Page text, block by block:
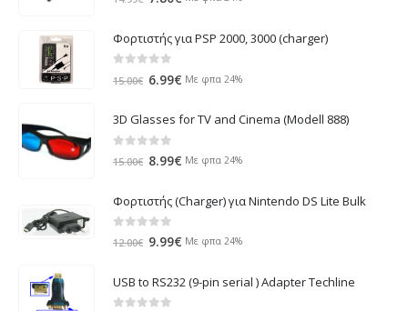
was:
14.99€.
τιμή
Φορτιστής για PSP 2000, 3000 (charger)
out of 5
15.00€ Original
was:
15.00€.
6.99€ Η
τιμή
Με φπα 24%
3D Glasses for TV and Cinema (Modell 888)
out of 5
15.00€ Original
was:
15.00€.
8.99€ Η
τιμή
είναι:
Με φπα 24%
Φορτιστής (Charger) για Nintendo DS Lite Bulk
out of 5
12.00€ Original
was:
12.00€.
9.99€ Η
τιμή
είναι:
Με φπα 24%
USB to RS232 (9-pin serial ) Adapter Techline